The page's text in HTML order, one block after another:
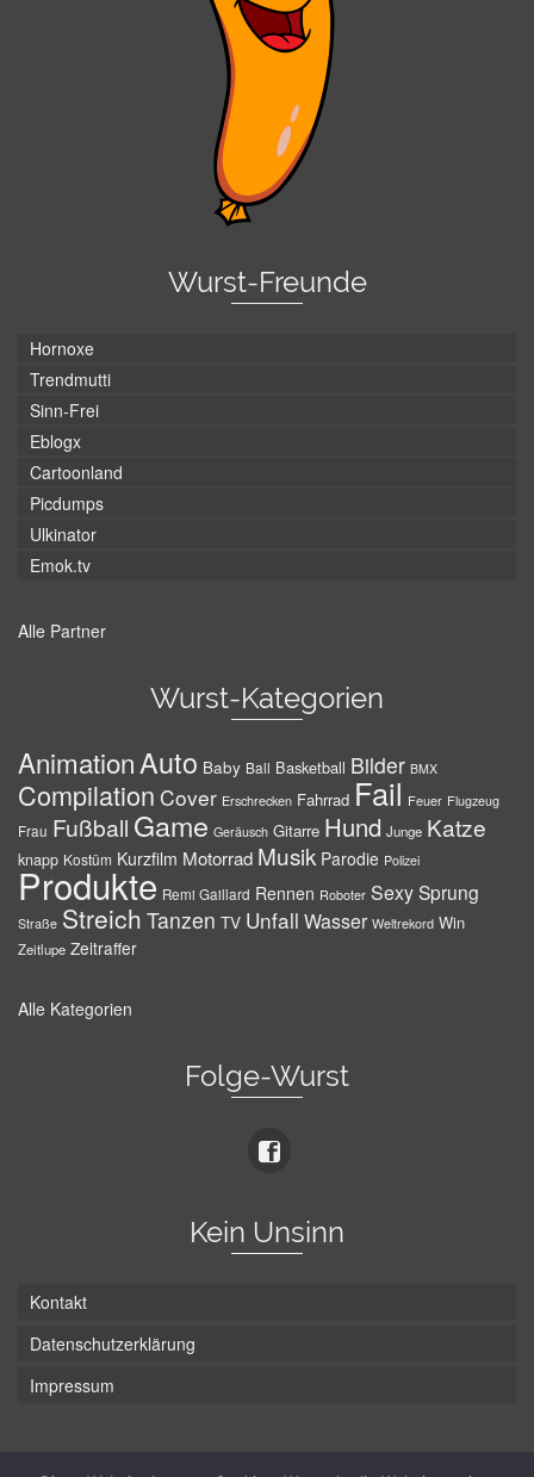
Wurst-Freunde
Hornoxe
Trendmutti
Sinn-Frei
Eblogx
Cartoonland
Picdumps
Ulkinator
Emok.tv
Alle Partner
Wurst-Kategorien
AnimationAuto Baby Ball Basketball Bilder BMX
Compilation Cover Erschrecken Fahrrad Fail Feuer Flugzeug
Frau Fußball Game Geräusch Gitarre Hund Junge Katze
knapp Kostüm Kurzfilm Motorrad Musik Parodie Polizei
Produkte Remi Gaillard Rennen Roboter SexySprung
Straße Streich Tanzen TV Unfall Wasser Weltrekord Win
Zeitlupe Zeitraffer
Alle Kategorien
Folge-Wurst
Kein Unsinn
Kontakt
Datenschutzerklärung
Impressum